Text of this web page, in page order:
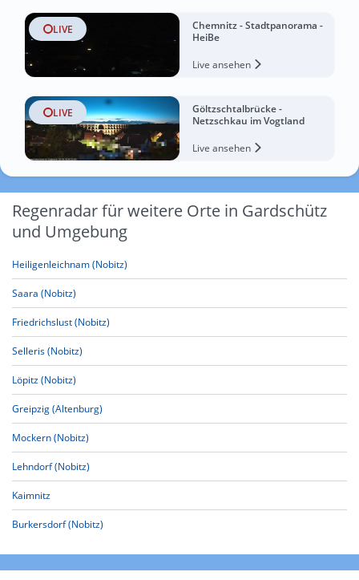
LIVE
Chemnitz - Stadtpanorama -
HeiBe
Live ansehen
LIVE
Göltzschtalbrücke -
Netzschkau im Vogtland
Live ansehen
Regenradar für weitere Orte in Gardschütz
und Umgebung
Heiligenleichnam (Nobitz)
Saara (Nobitz)
Friedrichslust (Nobitz)
Selleris (Nobitz)
Löpitz (Nobitz)
Greipzig (Altenburg)
Mockern (Nobitz)
Lehndorf (Nobitz)
Kaimnitz
Burkersdorf (Nobitz)